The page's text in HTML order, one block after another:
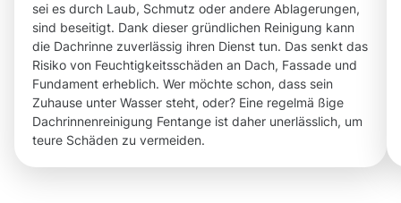
sei es durch Laub, Schmutz oder andere Ablagerungen,
sind beseitigt. Dank dieser gründlichen Reinigung kann
die Dachrinne zuverlässig ihren Dienst tun. Das senkt das
Risiko von Feuchtigkeitsschäden an Dach, Fassade und
Fundament erheblich. Wer möchte schon, dass sein
Zuhause unter Wasser steht, oder? Eine regelmä ßige
Dachrinnenreinigung Fentange ist daher unerlässlich, um
teure Schäden zu vermeiden.